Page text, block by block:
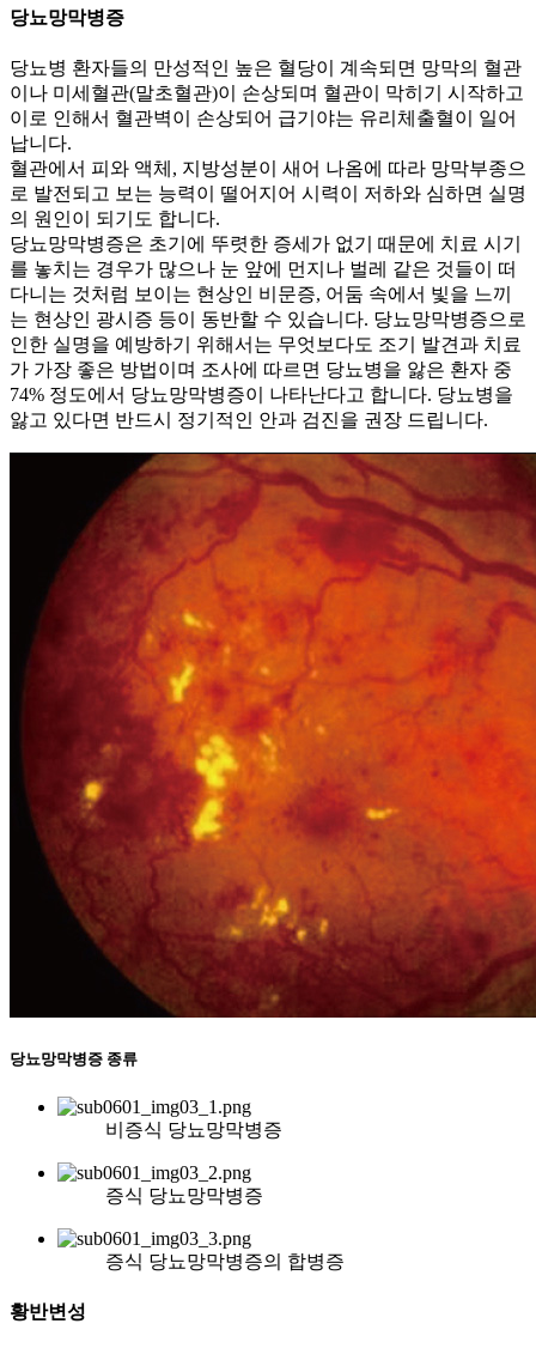
당뇨망막병증
당뇨병 환자들의 만성적인 높은 혈당이 계속되면 망막의 혈관
이나 미세혈관(말초혈관)이 손상되며 혈관이 막히기 시작하고
이로 인해서 혈관벽이 손상되어 급기야는 유리체출혈이 일어
납니다.
혈관에서 피와 액체, 지방성분이 새어 나옴에 따라 망막부종으
로 발전되고 보는 능력이 떨어지어 시력이 저하와 심하면 실명
의 원인이 되기도 합니다.
당뇨망막병증은 초기에 뚜렷한 증세가 없기 때문에 치료 시기
를 놓치는 경우가 많으나 눈 앞에 먼지나 벌레 같은 것들이 떠
다니는 것처럼 보이는 현상인 비문증, 어둠 속에서 빛을 느끼
는 현상인 광시증 등이 동반할 수 있습니다. 당뇨망막병증으로
인한 실명을 예방하기 위해서는 무엇보다도 조기 발견과 치료
가 가장 좋은 방법이며 조사에 따르면 당뇨병을 앓은 환자 중
74% 정도에서 당뇨망막병증이 나타난다고 합니다. 당뇨병을
앓고 있다면 반드시 정기적인 안과 검진을 권장 드립니다.
당뇨망막병증 종류
비증식 당뇨망막병증
증식 당뇨망막병증
증식 당뇨망막병증의 합병증
황반변성